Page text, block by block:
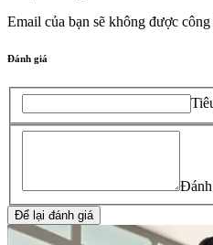
Email của bạn sẽ không được
Đánh giá
Để lại đánh giá